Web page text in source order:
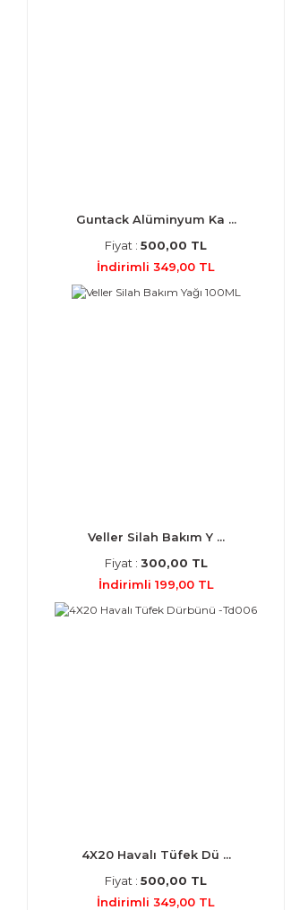
Guntack Alüminyum Ka ...
Fiyat : 500,00 TL
İndirimli 349,00 TL
Veller Silah Bakım Y ...
Fiyat : 300,00 TL
İndirimli 199,00 TL
4X20 Havalı Tüfek Dü ...
Fiyat : 500,00 TL
İndirimli 349,00 TL